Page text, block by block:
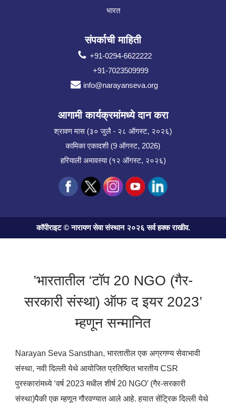
भारत
संपर्काची माहिती
+91-0294-6622222
+91-7023509999
info@narayanseva.org
आगामी कार्यक्रमांमध्ये दान करा
श्रावण मास (३० जुलै - २८ ऑगस्ट, २०२६)
कामिका एकादशी (9 ऑगस्ट, 2026)
हरियाली अमावस्या (१२ ऑगस्ट, २०२६)
कॉपीराइट © नारायण सेवा संस्थान २०२६ सर्व हक्क राखीव.
’भारतातील ‘टॉप 20 NGO (गैर-
सरकारी संस्था) ऑफ द इयर 2023’
म्हणून सन्मानित
Narayan Seva Sansthan, भारतातील एक अग्रगण्य सेवाभावी
संस्था, नवी दिल्ली येथे आयोजित प्रतिष्ठित भारतीय CSR
पुरस्कारांमध्ये ‘वर्ष 2023 मधील शीर्ष 20 NGO’ (गैर-सरकारी
संस्था)पैकी एक म्हणून गौरवण्यात आले आहे. हयात सेंट्रिक दिल्ली येथे